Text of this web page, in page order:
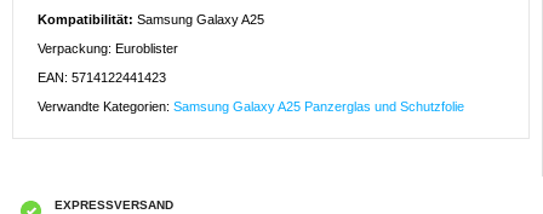
Kompatibilität: Samsung Galaxy A25
Verpackung: Euroblister
EAN: 5714122441423
Verwandte Kategorien: Samsung Galaxy A25 Panzerglas und Schutzfolie
EXPRESSVERSAND